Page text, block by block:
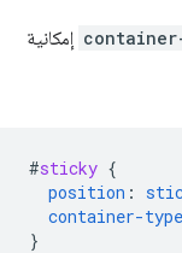
إمكانية
#sticky {
position :
container-type
}